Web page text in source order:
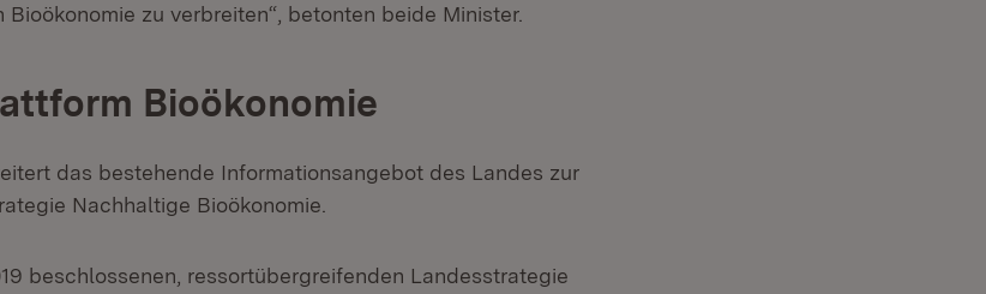
zu verbreiten“, betonten beide Minister.
Bioökonomie
das bestehende Informationsangebot des Landes zur
Nachhaltige Bioökonomie.
beschlossenen, ressortübergreifenden Landesstrategie